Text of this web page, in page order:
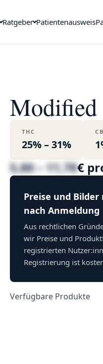
Ratgeber Patientenausweis
Modified
THC
25% – 31%
5,80 – 11,78€
Preise und Bilder
nach Anmeldung
Aus rechtlichen
wir Preise und
registrierten
Registrierung ist
Verfügbare Produkte